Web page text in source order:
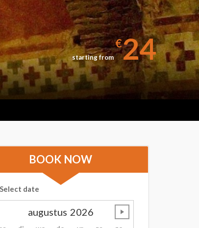
starting from
€24
BOOK NOW
Select date
augustus 2026